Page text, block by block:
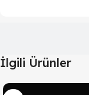
İlgili Ürünler